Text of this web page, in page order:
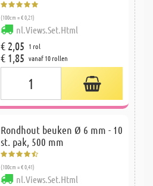
(100cm = € 0,21)
nl.Views.Set.Html
€ 2,05 1 rol
€ 1,85 vanaf 10 rollen
Rondhout beuken Ø 6 mm - 10
st. pak, 500 mm
(100cm = € 0,41)
nl.Views.Set.Html